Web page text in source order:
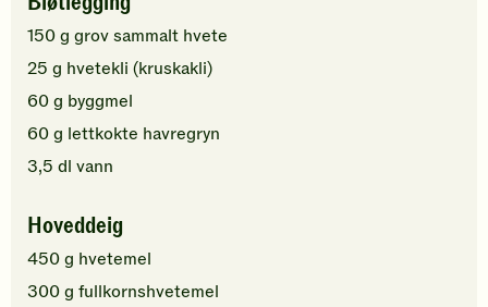
150g grov sammalt hvete
25 g hvetekli (kruskakli)
60g byggmel
60g lettkokte havregryn
3,5 dl vann
Hoveddeig
450g hvetemel
300g fullkornshvetemel